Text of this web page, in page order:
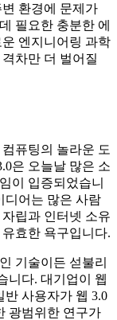
환경에 문제가
필요한 충분한 에
엔지니어링 과학
차만 더 벌어질
퓨팅의 놀라운 도
은 오늘날 많은 소
이 입증되었습니
디어는 많은 사람
립과 인터넷 소유
효한 욕구입니다.
기술이든 섣불리
니다. 대기업이 웹
반 사용자가 웹 3.0
광범위한 연구가